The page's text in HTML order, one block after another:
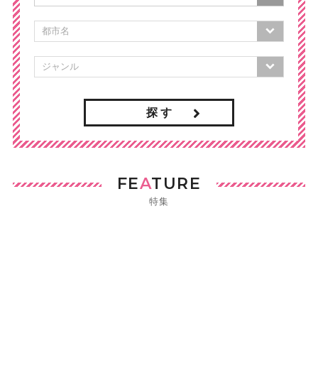
探 す
FEATURE
特集